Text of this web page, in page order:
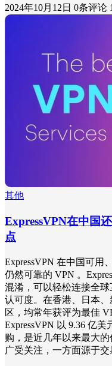
2024年10月12日 0条评论
其他
ExpressVPN在中国
点
ExpressVPN 在中国可用
仍然可靠的 VPN 。
混淆，可以轻松连接全
认可度。在香港、日本
区，均常年获评为最佳
ExpressVPN 以 9.36 亿美
购，是近几年以来最大
广受关注，一方面源于